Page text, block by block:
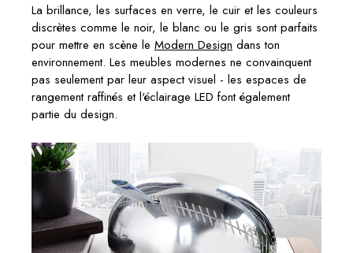
La brillance, les surfaces en verre, le cuir et les couleurs
discrètes comme le noir, le blanc ou le gris sont parfaits
pour mettre en scène le Modern Design dans ton
environnement. Les meubles modernes ne convainquent
pas seulement par leur aspect visuel - les espaces de
rangement raffinés et l'éclairage LED font également
partie du design.